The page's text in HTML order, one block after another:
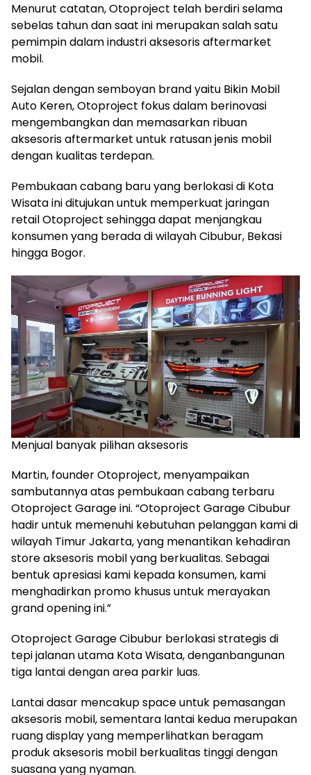
Menurut catatan, Otoproject telah berdiri selama
sebelas tahun dan saat ini merupakan salah satu
pemimpin dalam industri aksesoris aftermarket
mobil.
Sejalan dengan semboyan brand yaitu Bikin Mobil
Auto Keren, Otoproject fokus dalam berinovasi
mengembangkan dan memasarkan ribuan
aksesoris aftermarket untuk ratusan jenis mobil
dengan kualitas terdepan.
Pembukaan cabang baru yang berlokasi di Kota
Wisata ini ditujukan untuk memperkuat jaringan
retail Otoproject sehingga dapat menjangkau
konsumen yang berada di wilayah Cibubur, Bekasi
hingga Bogor.
Menjual banyak pilihan aksesoris
Martin, founder Otoproject, menyampaikan
sambutannya atas pembukaan cabang terbaru
Otoproject Garage ini. “Otoproject Garage Cibubur
hadir untuk memenuhi kebutuhan pelanggan kami di
wilayah Timur Jakarta, yang menantikan kehadiran
store aksesoris mobil yang berkualitas. Sebagai
bentuk apresiasi kami kepada konsumen, kami
menghadirkan promo khusus untuk merayakan
grand opening ini.”
Otoproject Garage Cibubur berlokasi strategis di
tepi jalanan utama Kota Wisata, denganbangunan
tiga lantai dengan area parkir luas.
Lantai dasar mencakup space untuk pemasangan
aksesoris mobil, sementara lantai kedua merupakan
ruang display yang memperlihatkan beragam
produk aksesoris mobil berkualitas tinggi dengan
suasana yang nyaman.